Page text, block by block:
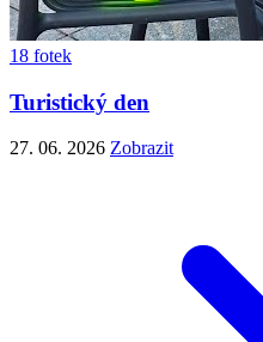
18 fotek
Turistický den
27. 06. 2026 Zobrazit